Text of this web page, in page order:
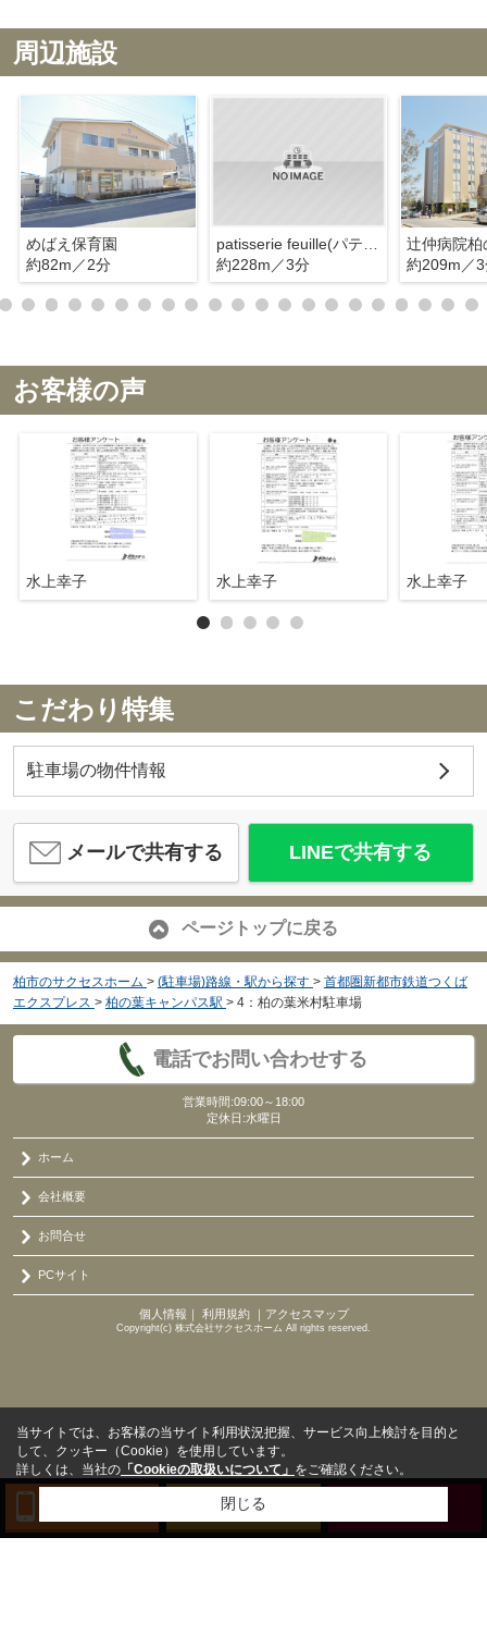
周辺施設
めばえ保育園
約82m／2分
約228m／3分
辻仲病院柏
約209m／
お客様の声
水上幸子 水上幸子 水上幸子
こだわり特集
駐車場の物件情報
メールで共有する LINEで共有する
ページトップに戻る
柏市のサクセスホーム > (駐車場)路線・駅から探す > 首都圏新都市鉄道つくば
エクスプレス > 柏の葉キャンパス駅 > 4：柏の葉米村駐車場
電話でお問い合わせする
営業時間:09:00～18:00
定休日:水曜日
ホーム
会社概要
お問合せ
PCサイト
個人情報 ｜ 利用規約｜ アクセスマップ
Copyright(c) 株式会社サクセスホーム All rights reserved.
来店予約
当サイトでは、お客様の当サイト利用状況把握、サービス向上検討を目的と
して、クッキー（Cookie）を使用しています。
詳しくは、当社の 「Cookieの取扱いについて」 をご確認ください。
閉じる